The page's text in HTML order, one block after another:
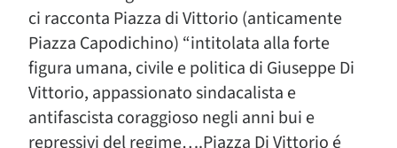
ci racconta Piazza di Vittorio (anticamente
Piazza Capodichino) “intitolata alla forte
figura umana, civile e politica di Giuseppe Di
Vittorio, appassionato sindacalista e
antifascista coraggioso negli anni bui e
repressivi del regime….Piazza Di Vittorio é